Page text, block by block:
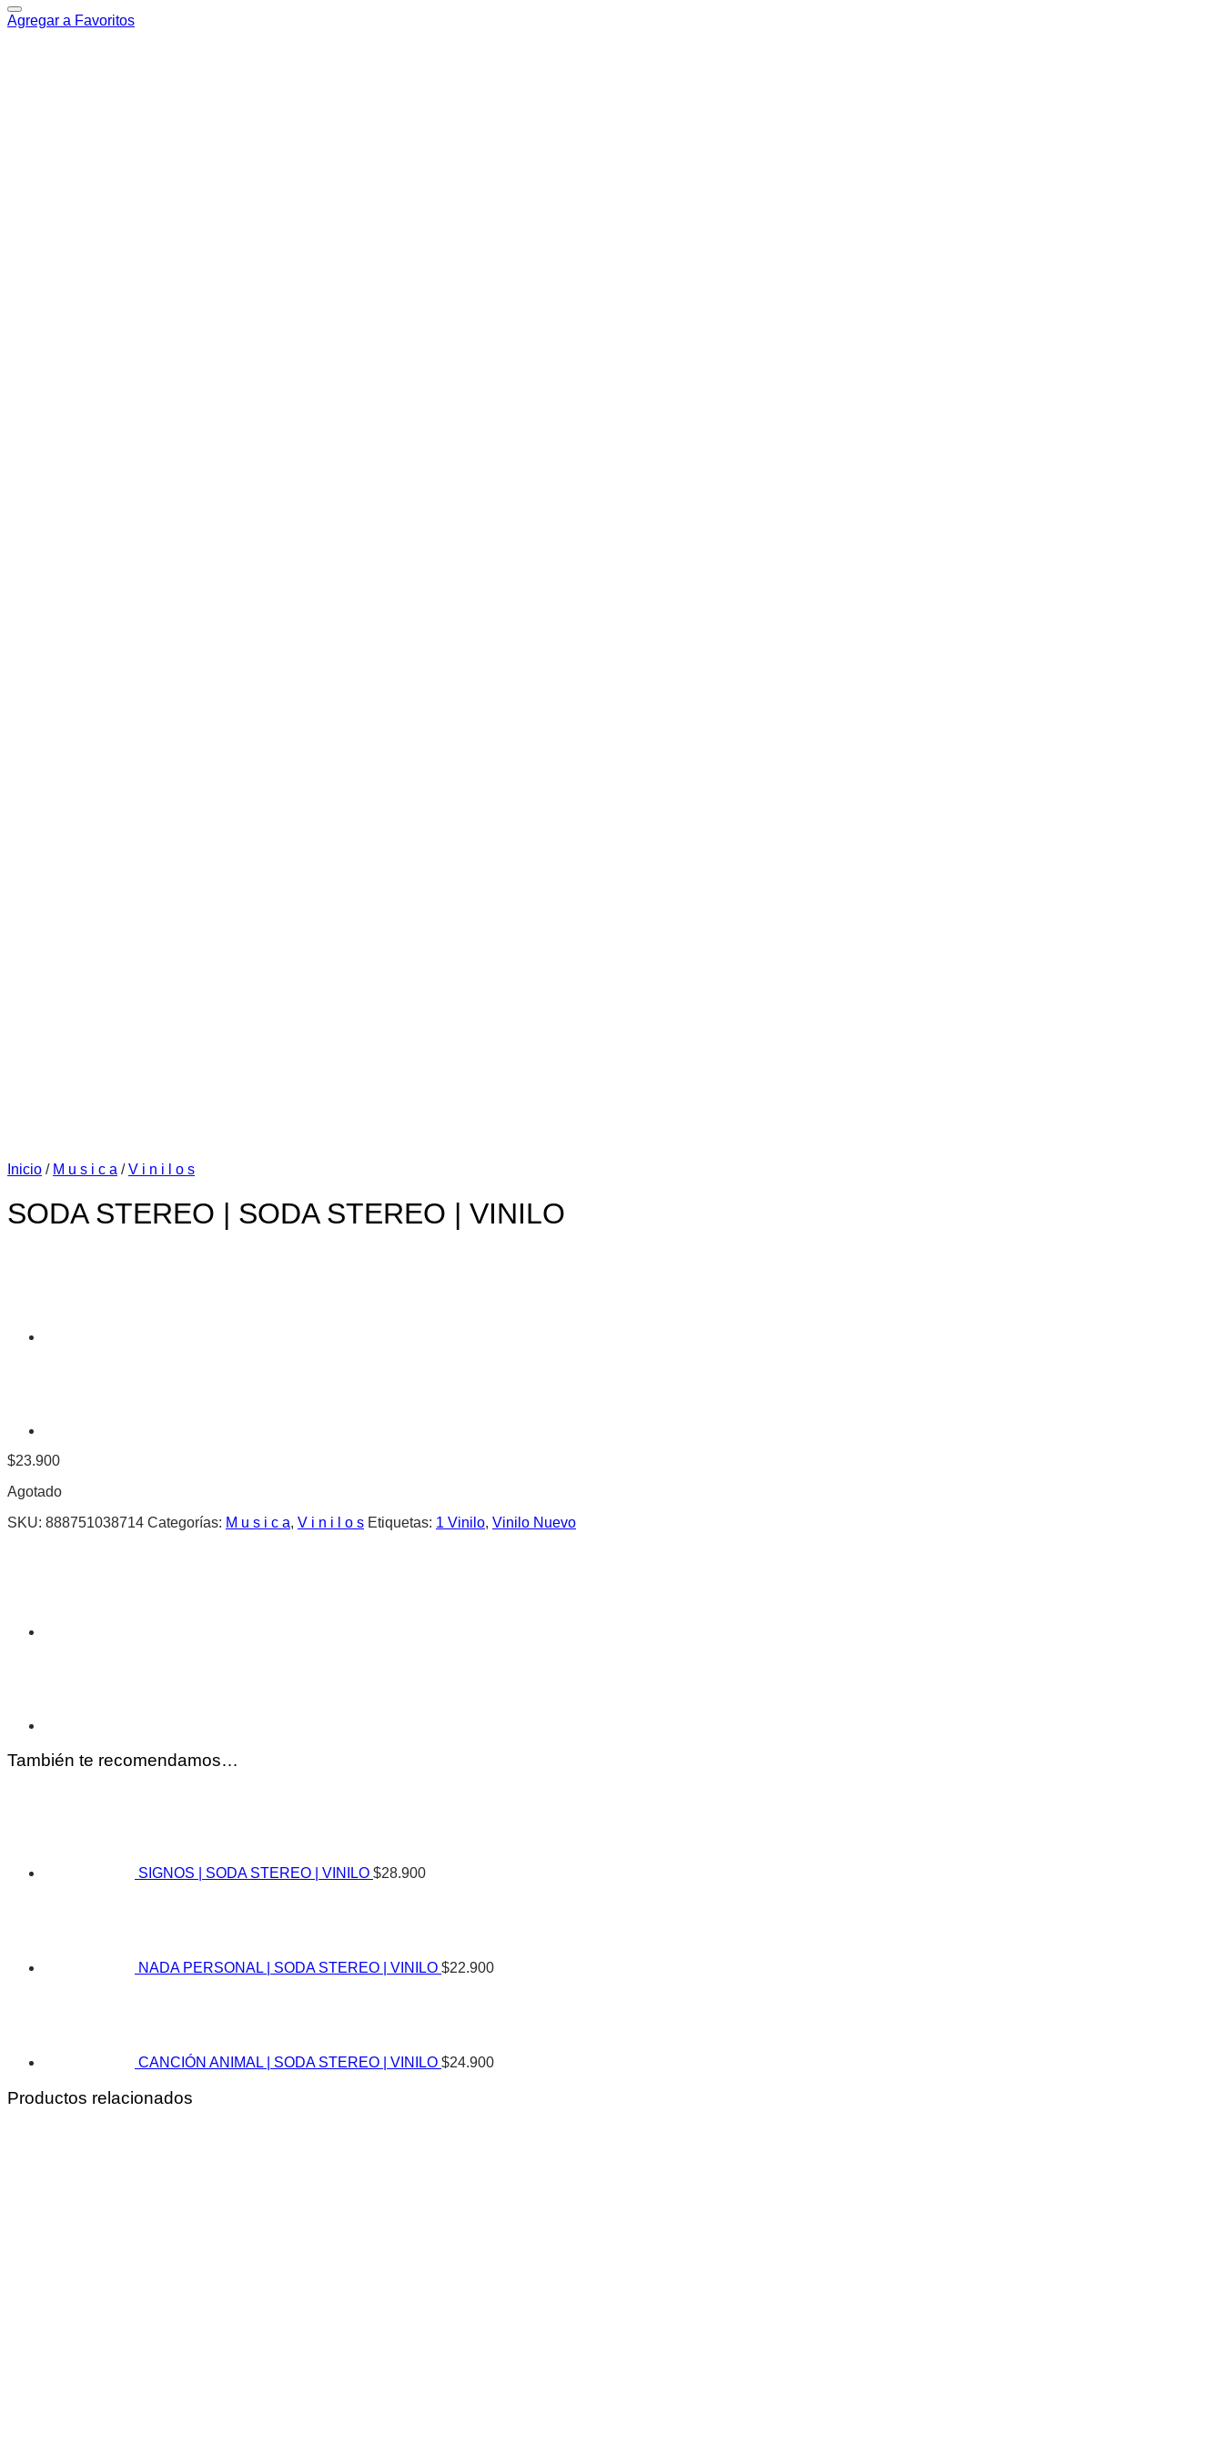
Agregar a Favoritos
Inicio / M u s i c a / V i n i l o s
SODA STEREO | SODA STEREO | VINILO
$23.900
Agotado
SKU: 888751038714 Categorías: M u s i c a, V i n i l o s Etiquetas: 1 Vinilo, Vinilo Nuevo
También te recomendamos…
SIGNOS | SODA STEREO | VINILO $28.900
NADA PERSONAL | SODA STEREO | VINILO $22.900
CANCIÓN ANIMAL | SODA STEREO | VINILO $24.900
Productos relacionados